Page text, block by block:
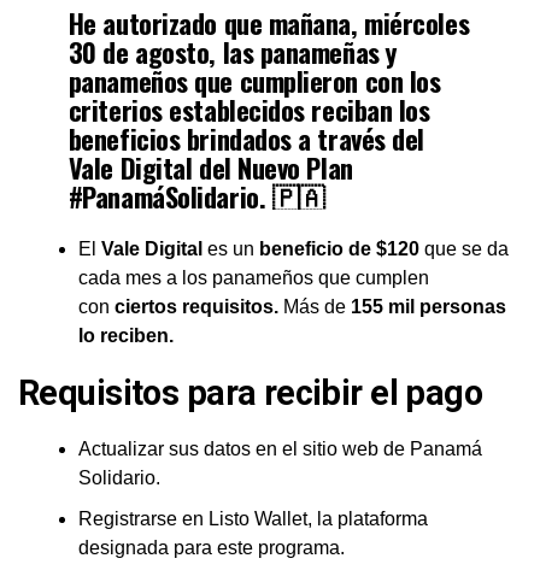
He autorizado que mañana, miércoles
30 de agosto, las panameñas y
panameños que cumplieron con los
criterios establecidos reciban los
beneficios brindados a través del
Vale Digital del Nuevo Plan
#PanamáSolidario. 🇵🇦
— Nito Cortizo (@NitoCortizo)August 29, 2023
El Vale Digital es un beneficio de $120 que se da
cada mes a los panameños que cumplen
con ciertos requisitos. Más de 155 mil personas
lo reciben.
Requisitos para recibir el pago
Actualizar sus datos en el sitio web de Panamá
Solidario.
Registrarse en Listo Wallet, la plataforma
designada para este programa.